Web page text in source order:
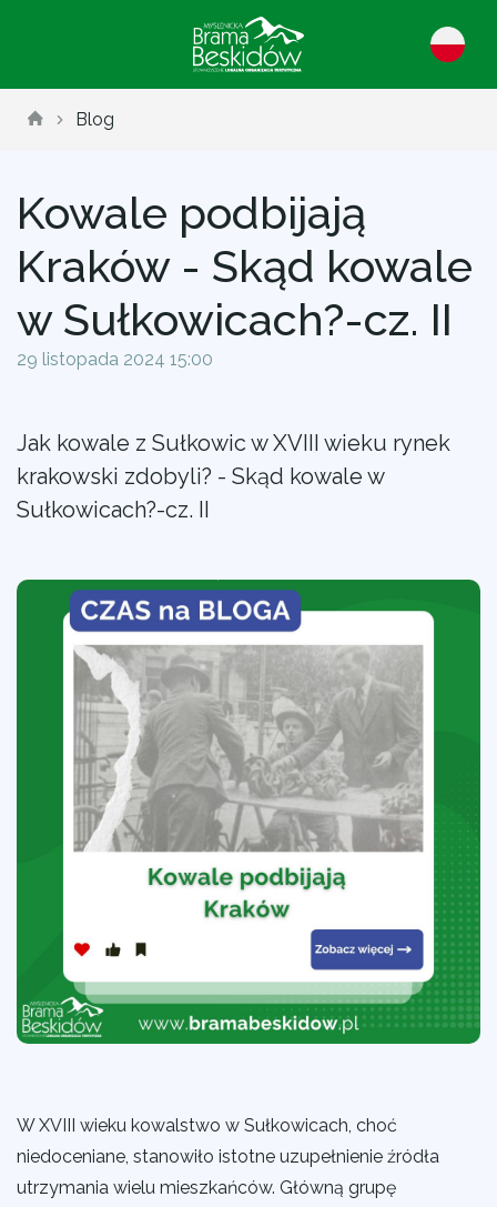
Blog
Kowale podbijają
Kraków - Skąd kowale
w Sułkowicach?-cz. II
29 listopada 2024 15:00
Jak kowale z Sułkowic w XVIII wieku rynek
krakowski zdobyli? - Skąd kowale w
Sułkowicach?-cz. II
W XVIII wieku kowalstwo w Sułkowicach, choć
niedoceniane, stanowiło istotne uzupełnienie źródła
utrzymania wielu mieszkańców. Główną grupę